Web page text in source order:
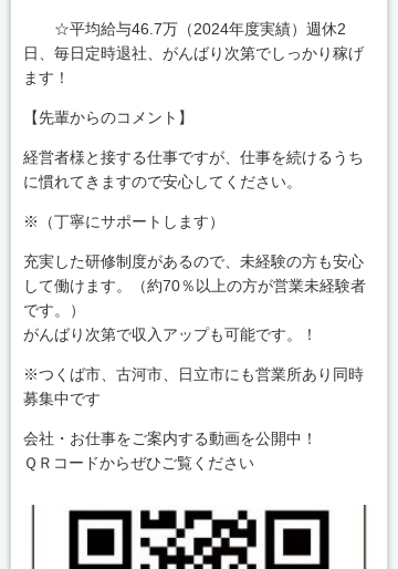
☆平均給与46.7万（2024年度実績）週休2
日、毎日定時退社、がんばり次第でしっかり稼げ
ます！
【先輩からのコメント】
経営者様と接する仕事ですが、仕事を続けるうち
に慣れてきますので安心してください。
※（丁寧にサポートします）
充実した研修制度があるので、未経験の方も安心
して働けます。（約70％以上の方が営業未経験者
です。）
がんばり次第で収入アップも可能です。！
※つくば市、古河市、日立市にも営業所あり同時
募集中です
会社・お仕事をご案内する動画を公開中！
ＱＲコードからぜひご覧ください